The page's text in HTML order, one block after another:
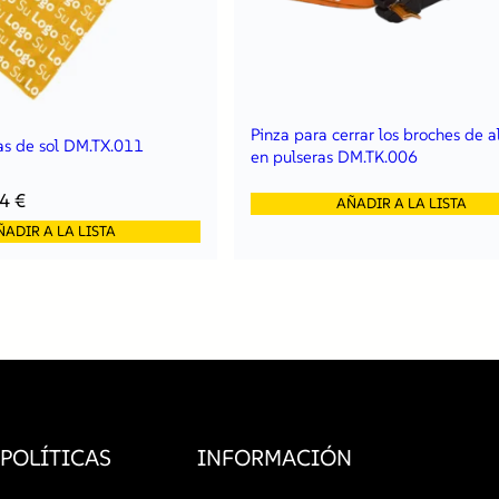
de sol DM.TX.011
€
A LA LISTA
Pinza para cerrar los broches de
en pulseras DM.TK.006
AÑADIR A LA LISTA
INFORMACIÓN